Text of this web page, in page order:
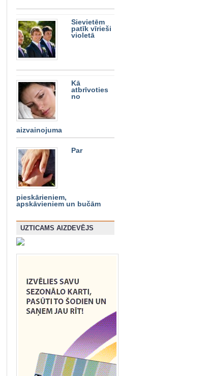
Sievietēm
patīk vīrieši
violetā
Kā
atbrīvoties
no
aizvainojuma
Par
pieskārieniem,
apskāvieniem un bučām
UZTICAMS AIZDEVĒJS